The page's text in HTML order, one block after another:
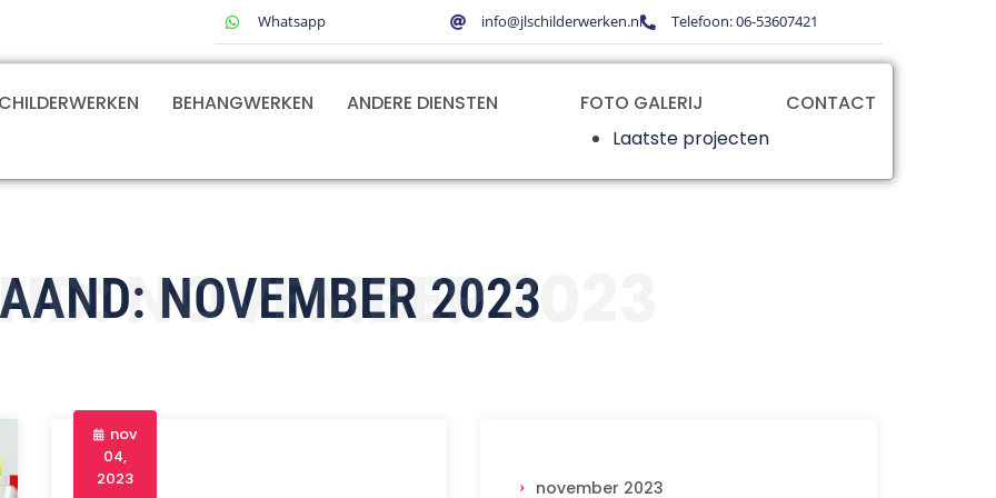
Whatsapp info@jlschilderwerken.nl Telefoon: 06-53607421
BEHANGWERKEN ANDERE DIENSTEN
FOTO GALERIJ
Laatste projecten
CONTACT
NOVEMBER 2023
NOVEMBER 2023
nov
04,
2023
november 2023